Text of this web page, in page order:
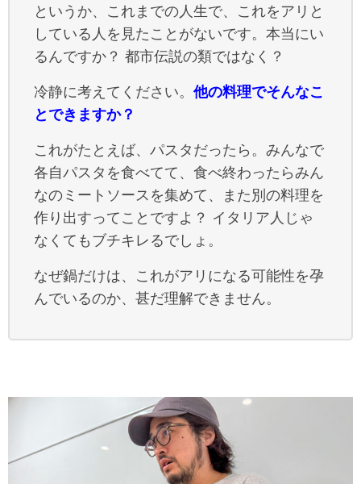
というか、これまでの人生で、これをアリと
している人を見たことがないです。本当にい
るんですか？ 都市伝説の類ではなく？
冷静に考えてください。 他の料理でそんなこ
とできますか？
これがたとえば、パスタだったら。みんなで
各自パスタを食べてて、食べ終わったらみん
なのミートソースを集めて、また別の料理を
作り出すってことですよ？ イタリア人じゃ
なくてもブチキレるでしょ。
なぜ鍋だけは、これがアリになる可能性を孕
んでいるのか、甚だ理解できません。